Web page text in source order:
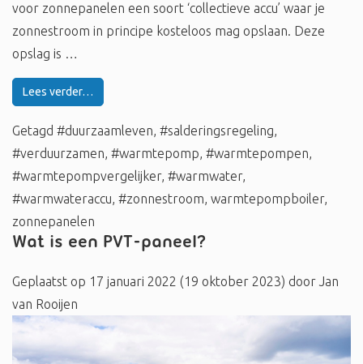
voor zonnepanelen een soort ‘collectieve accu’ waar je
zonnestroom in principe kosteloos mag opslaan. Deze
opslag is …
Lees verder…
Getagd #duurzaamleven, #salderingsregeling,
#verduurzamen, #warmtepomp, #warmtepompen,
#warmtepompvergelijker, #warmwater,
#warmwateraccu, #zonnestroom, warmtepompboiler,
zonnepanelen
Wat is een PVT-paneel?
Geplaatst op 17 januari 2022 (19 oktober 2023) door Jan
van Rooijen